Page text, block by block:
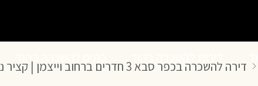
דירה להשכרה בכפר סבא 3 חדרים ברחוב וייצמן | קציר נכסים